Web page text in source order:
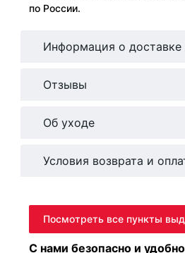
по России.
Информация о доставке
Отзывы
Об уходе
Условия возврата и
Посмотреть все пункты
С нами безопасно и